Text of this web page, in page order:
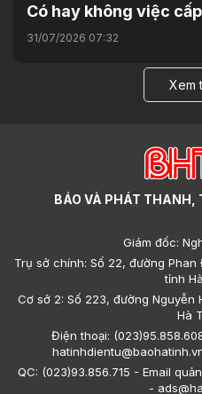
Có hay không việc
31/07/2026 07:32
Xem
BÁO VÀ PHÁT THANH,
Giám đốc:
Trụ sở chính: Số 22, đường
tỉnh
Cơ sở 2: Số 223, đường Nguyễn
Hà
Điện thoại:
QC: (023)93.856.715 - Email
-